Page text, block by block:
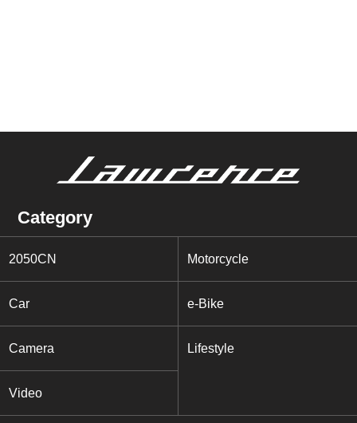
Category
2050CN Motorcycle
Car e-Bike
Camera Lifestyle
Video